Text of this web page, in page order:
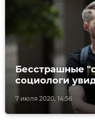
7 июля 2020, 14:56
Бесстрашные
социологи